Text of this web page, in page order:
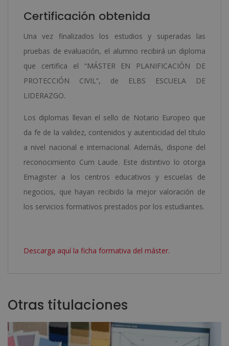
Certificación obtenida
Una vez finalizados los estudios y superadas las
pruebas de evaluación, el alumno recibirá un diploma
que certifica el “MÁSTER EN PLANIFICACIÓN DE
PROTECCIÓN CIVIL”, de ELBS ESCUELA DE
LIDERAZGO.
Los diplomas llevan el sello de Notario Europeo que
da fe de la validez, contenidos y autenticidad del título
a nivel nacional e internacional. Además, dispone del
reconocimiento Cum Laude. Este distintivo lo otorga
Emagister a los centros educativos y escuelas de
negocios, que hayan recibido la mejor valoración de
los servicios formativos prestados por los estudiantes.
Descarga aquí la ficha formativa del máster.
Otras titulaciones